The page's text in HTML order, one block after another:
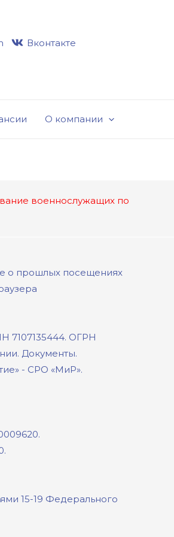
Вконтакте
О компании
военнослужащих по
о прошлых посещениях
7107135444. ОГРН
Документы.
- СРО «МиР».
15-19 Федерального